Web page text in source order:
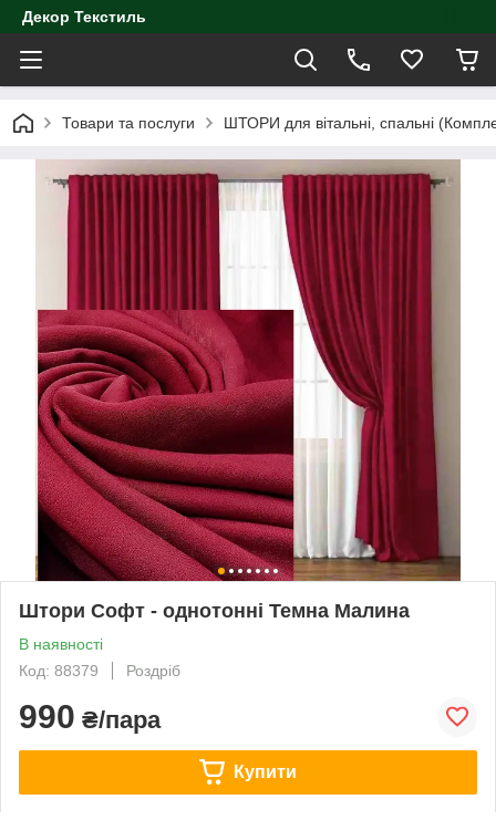
Декор Текстиль
Товари та послуги ШТОРИ для вітальні, спальні
Штори Софт - однотонні Темна Малина
В наявності
Код: 88379
Роздріб
990 ₴/пара
Купити